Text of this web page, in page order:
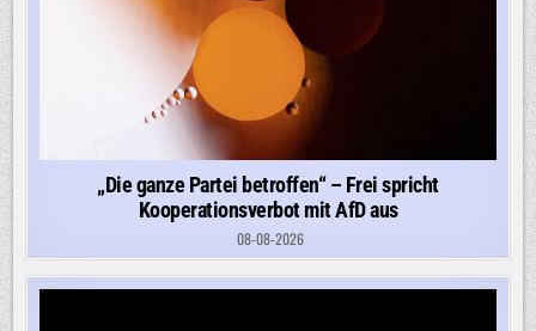
„Die ganze Partei betroffen“ – Frei spricht
Kooperationsverbot mit AfD aus
08-08-2026